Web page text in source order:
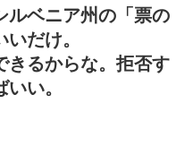
ルベニア州の「票の
だけ。
きるからな。拒否す
い。